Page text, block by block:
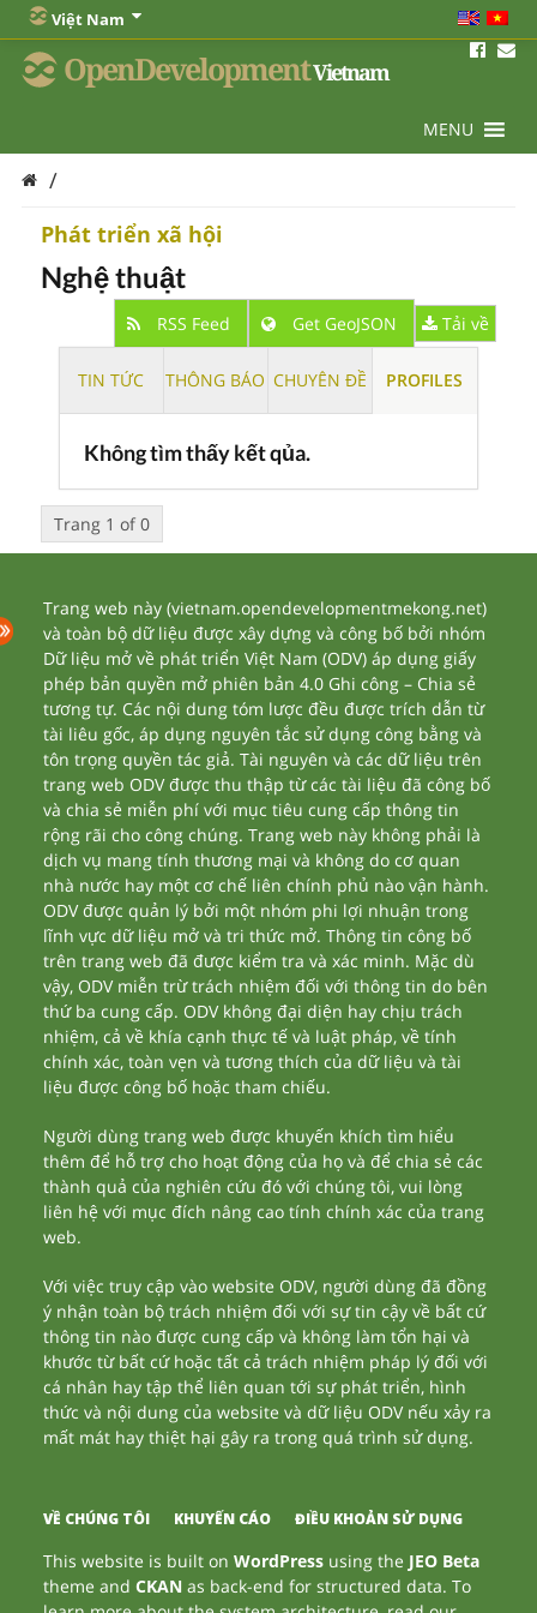
Việt Nam
OpenDevelopmentVietnam
MENU
/
Phát triển xã hội
Nghệ thuật
RSS Feed Get GeoJSON Tải về
TIN TỨC THÔNG BÁO CHUYÊN ĐỀ PROFILES
Không tìm thấy kết qủa.
Trang 1 of 0
Trang web này (vietnam.opendevelopmentmekong.net)
và toàn bộ dữ liệu được xây dựng và công bố bởi nhóm
Dữ liệu mở về phát triển Việt Nam (ODV) áp dụng giấy
phép bản quyền mở phiên bản 4.0 Ghi công – Chia sẻ
tương tự. Các nội dung tóm lược đều được trích dẫn từ
tài liêu gốc, áp dụng nguyên tắc sử dụng công bằng và
tôn trọng quyền tác giả. Tài nguyên và các dữ liệu trên
trang web ODV được thu thập từ các tài liệu đã công bố
và chia sẻ miễn phí với mục tiêu cung cấp thông tin
rộng rãi cho công chúng. Trang web này không phải là
dịch vụ mang tính thương mại và không do cơ quan
nhà nước hay một cơ chế liên chính phủ nào vận hành.
ODV được quản lý bởi một nhóm phi lợi nhuận trong
lĩnh vực dữ liệu mở và tri thức mở. Thông tin công bố
trên trang web đã được kiểm tra và xác minh. Mặc dù
vậy, ODV miễn trừ trách nhiệm đối với thông tin do bên
thứ ba cung cấp. ODV không đại diện hay chịu trách
nhiệm, cả về khía cạnh thực tế và luật pháp, về tính
chính xác, toàn vẹn và tương thích của dữ liệu và tài
liệu được công bố hoặc tham chiếu.
Người dùng trang web được khuyến khích tìm hiểu
thêm để hỗ trợ cho hoạt động của họ và để chia sẻ các
thành quả của nghiên cứu đó với chúng tôi, vui lòng
liên hệ với mục đích nâng cao tính chính xác của trang
web.
Với việc truy cập vào website ODV, người dùng đã đồng
ý nhận toàn bộ trách nhiệm đối với sự tin cậy về bất cứ
thông tin nào được cung cấp và không làm tổn hại và
khước từ bất cứ hoặc tất cả trách nhiệm pháp lý đối với
cá nhân hay tập thể liên quan tới sự phát triển, hình
thức và nội dung của website và dữ liệu ODV nếu xảy ra
mất mát hay thiệt hại gây ra trong quá trình sử dụng.
VỀ CHÚNG TÔI KHUYẾN CÁO ĐIỀU KHOẢN SỬ DỤNG
This website is built onWordPress using the JEO Beta
theme andCKAN as back-end for structured data. To